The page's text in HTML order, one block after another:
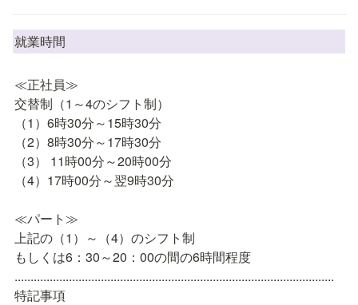
就業時間
≪正社員≫
交替制（1～4のシフト制）
（1）6時30分～15時30分
（2）8時30分～17時30分
（3） 11時00分～20時00分
（4）17時00分～翌9時30分
≪パート≫
上記の（1）～（4）のシフト制
もしくは6：30～20：00の間の6時間程度
....................................................................................................
特記事項